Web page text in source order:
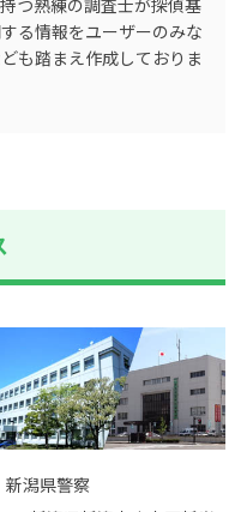
る情報をユーザーのみな
も踏まえ作成しておりま
新潟県警察